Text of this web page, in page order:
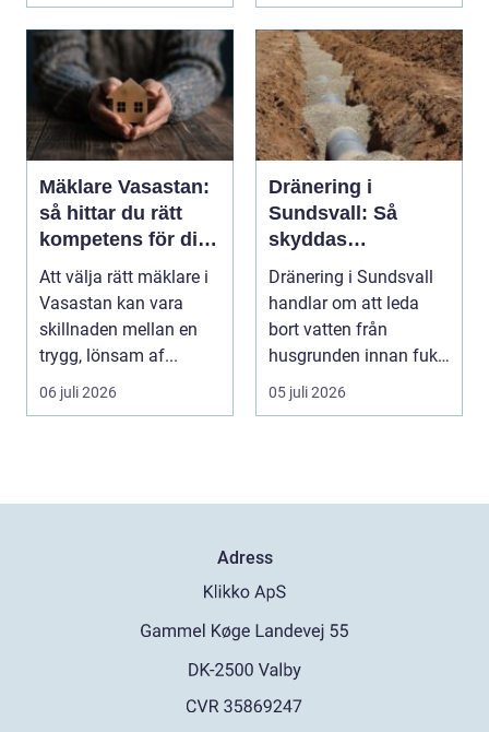
Mäklare Vasastan:
så hittar du rätt
kompetens för din
bostadsaffär
Att välja rätt mäklare i
Vasastan kan vara
skillnaden mellan en
trygg, lönsam af...
06 juli 2026
Dränering i
Sundsvall: Så
skyddas
husgrunden mot
fukt
Dränering i Sundsvall
handlar om att leda
bort vatten från
husgrunden innan fukt
hinner o...
05 juli 2026
Adress